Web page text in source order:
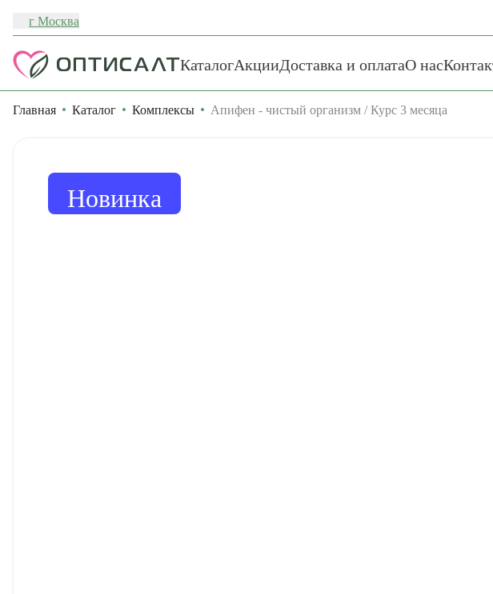
г Москва
КаталогАкцииДоставка и оплатаО нас
Главная Каталог Комплексы Апифен - чистый организм / Курс 3 месяца
Новинка